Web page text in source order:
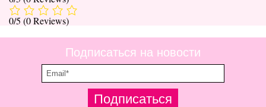
0/5 (0 Reviews)
Подписаться на новости
Подписаться